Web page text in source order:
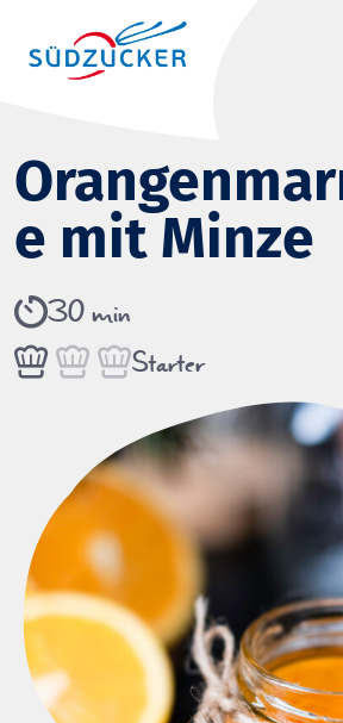
e mit Minze
30 min
Starter